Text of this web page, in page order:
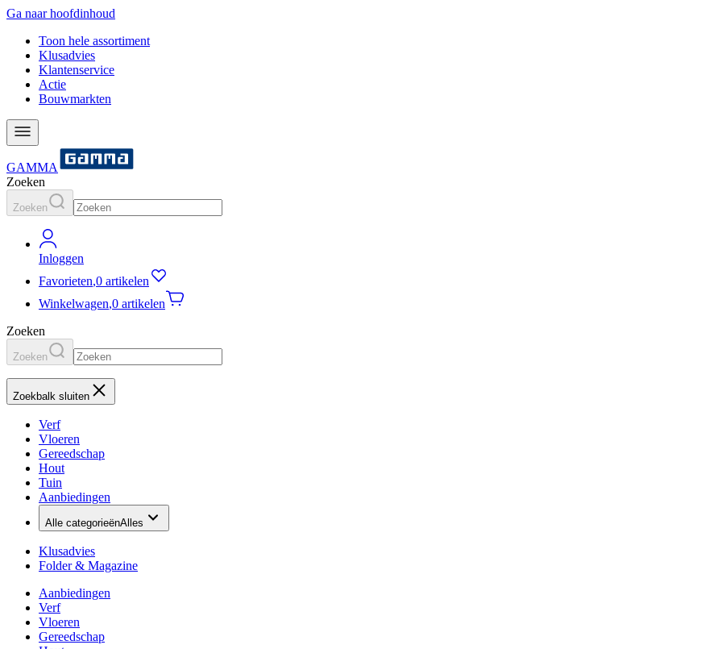
Ga naar hoofdinhoud
Toon hele assortiment
Klusadvies
Klantenservice
Actie
Bouwmarkten
GAMMA
Zoeken
Zoeken
Inloggen
Favorieten,0 artikelen
Winkelwagen,0 artikelen
Zoeken
Zoeken
Zoekbalk sluiten
Verf
Vloeren
Gereedschap
Hout
Tuin
Aanbiedingen
Alle categorieënAlles
Klusadvies
Folder & Magazine
Aanbiedingen
Verf
Vloeren
Gereedschap